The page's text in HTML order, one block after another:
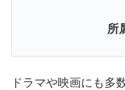
所
ドラマや映画にも多